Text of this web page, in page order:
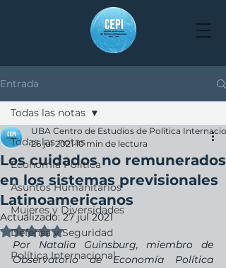
Entrada
Todas las notas
Economía Política
Asuntos Humanitarios
Mujeres y Diversidades
Defensa y Seguridad
Política Internacional
Todas las notas
Los cuidados no remunerados
en los sistemas previsionales
Latinoamericanos
UBA Centro de Estudios de Política
26 jul 2021 10 min de lectura
Actualizado:27 jul 2021
Obtuvo NaN de 5 estrellas.
Por Natalia Guinsburg, miembro de
Observatorio de Economía Política